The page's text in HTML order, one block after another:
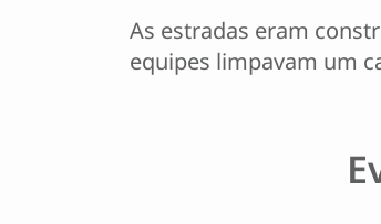
As estradas eram
equipes limpavam um